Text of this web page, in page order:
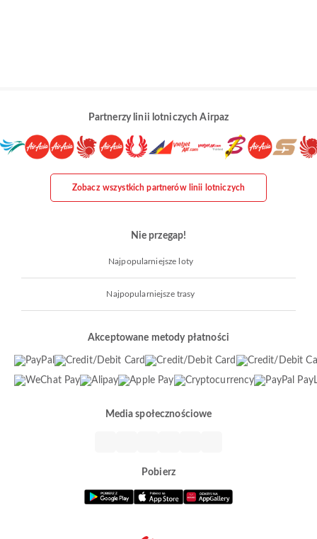
Partnerzy linii lotniczych Airpaz
Zobacz wszystkich partnerów linii lotniczych
Nie przegap!
Najpopularniejsze loty
Najpopularniejsze trasy
Akceptowane metody płatności
Media społecznościowe
Pobierz